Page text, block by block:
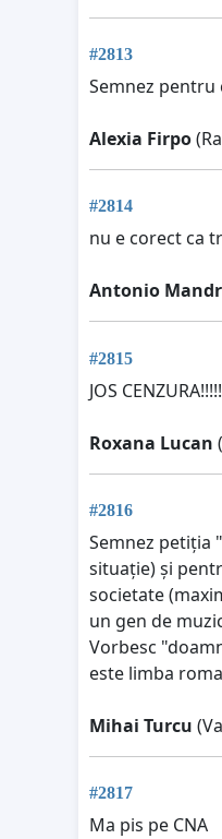
#2813
Semnez pentru
Alexia Firpo
#2814
nu e corect ca
Antonio
#2815
JOS CENZURA!!!!!
Roxana Lucan
#2816
Semnez petiția
situație) și
societate
un gen de
Vorbesc
este limba
Mihai Turcu
#2817
Ma pis pe CNA